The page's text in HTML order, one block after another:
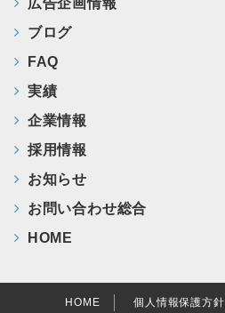
広告企画情報
ブログ
FAQ
実績
企業情報
採用情報
お知らせ
お問い合わせ総合
HOME
HOME 個人情報保護方針